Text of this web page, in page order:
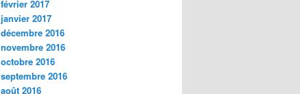
février 2017
janvier 2017
décembre 2016
novembre 2016
octobre 2016
septembre 2016
août 2016